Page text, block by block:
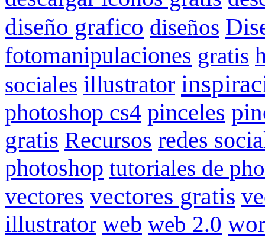
diseño grafico diseños
fotomanipulaciones gratis
sociales illustrator
photoshop cs4 pinceles
gratis Recursos redes
photoshop tutoriales de
vectores vectores gratis
illustrator web web 2.0